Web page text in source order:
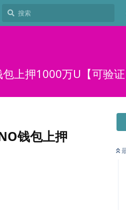
上押1000万U【可验证
钱包上押